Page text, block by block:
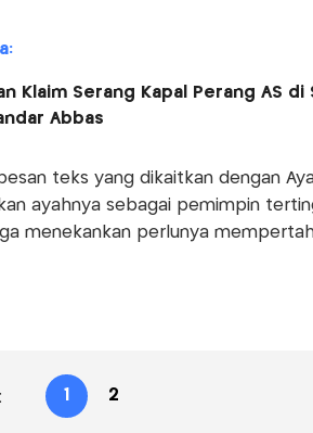
Klaim Serang Kapal Perang AS
Abbas
teks yang dikaitkan dengan
ayahnya sebagai pemimpin
menekankan perlunya
1 2